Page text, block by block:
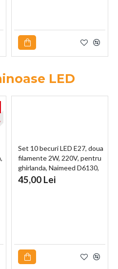
LED
Set 10 becuri LED E27, doua
filamente 2W, 220V, pentru
ghirlanda, Naimeed D6130,
Lumina Alb Cald
45,00 Lei